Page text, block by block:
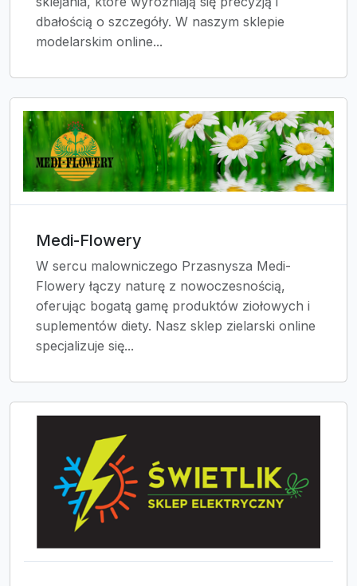
dbałością o szczegóły. W naszym sklepie
modelarskim online...
Medi-Flowery
W sercu malowniczego Przasnysza Medi-
Flowery łączy naturę z nowoczesnością,
oferując bogatą gamę produktów ziołowych i
suplementów diety. Nasz sklep zielarski online
specjalizuje się...